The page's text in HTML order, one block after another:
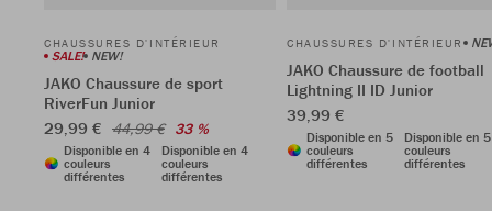
CHAUSSURES D'INTÉRIEUR
SALE! NEW!
JAKO Chaussure de sport
RiverFun Junior
29,99 € 44,99 € 33 %
Disponible en 4
couleurs
différentes
Disponible en 4
couleurs
différentes
CHAUSSURES D'INTÉRIEUR
JAKO Chaussure de football
Lightning II ID Junior
39,99 €
Disponible en 5
couleurs
différentes
Disponible en 5
couleurs
différentes